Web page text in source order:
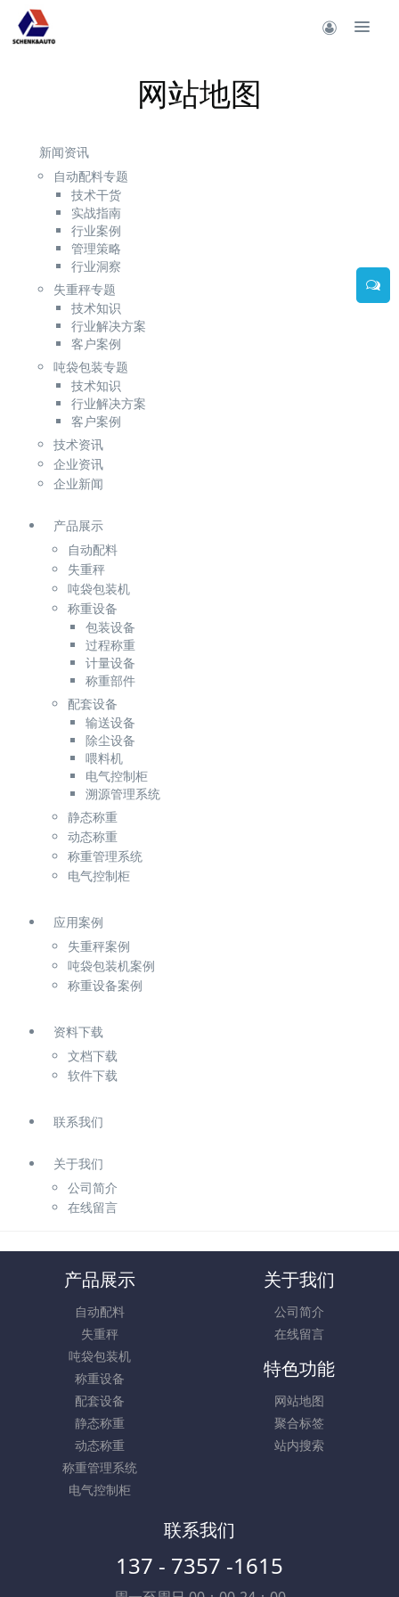
网站地图
新闻资讯
自动配料专题
技术干货
实战指南
行业案例
管理策略
行业洞察
失重秤专题
技术知识
行业解决方案
客户案例
吨袋包装专题
技术知识
行业解决方案
客户案例
技术资讯
企业资讯
企业新闻
产品展示
自动配料
失重秤
吨袋包装机
称重设备
包装设备
过程称重
计量设备
称重部件
配套设备
输送设备
除尘设备
喂料机
电气控制柜
溯源管理系统
静态称重
动态称重
称重管理系统
电气控制柜
应用案例
失重秤案例
吨袋包装机案例
称重设备案例
资料下载
文档下载
软件下载
联系我们
关于我们
公司简介
在线留言
产品展示
自动配料
失重秤
吨袋包装机
称重设备
配套设备
静态称重
动态称重
称重管理系统
电气控制柜
关于我们
公司简介
在线留言
特色功能
网站地图
聚合标签
站内搜索
联系我们
137 - 7357 -1615